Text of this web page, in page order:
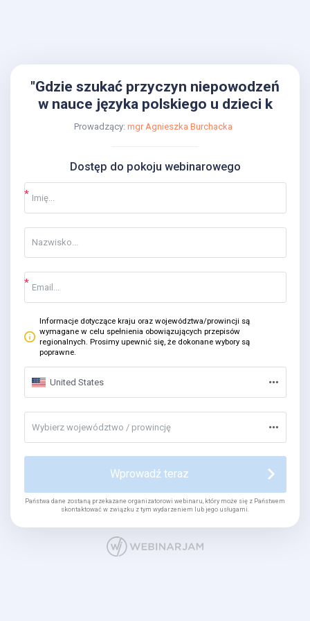
"Gdzie szukać przyczyn niepowodzeń
w nauce języka polskiego u dzieci k
Prowadzący: mgr Agnieszka Burchacka
Dostęp do pokoju webinarowego
Informacje dotyczące kraju oraz województwa/prowincji są
wymagane w celu spełnienia obowiązujących przepisów
regionalnych. Prosimy upewnić się, że dokonane wybory są
poprawne.
United States
Wybierz województwo / prowincję
Wprowadź teraz
Państwa dane zostaną przekazane organizatorowi webinaru, który może się z Państwem
skontaktować w związku z tym wydarzeniem lub jego usługami.